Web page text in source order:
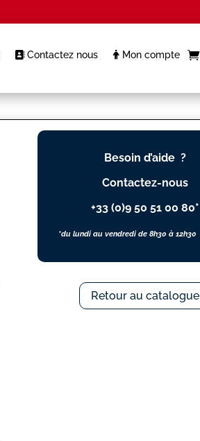
Contactez nous Mon compte
Besoin d’aide ?
Contactez-nous
+33 (0)9 50 51 00 80*
*du lundi au vendredi de 8h30 à 12h30
Retour au catalogue